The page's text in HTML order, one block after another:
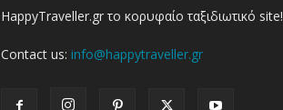
HappyTraveller.gr το κορυφαίο ταξιδιωτικό site!
Contact us: info@happytraveller.gr